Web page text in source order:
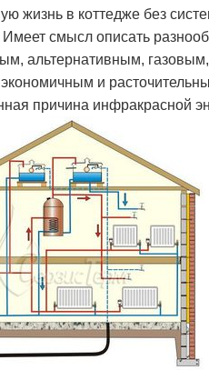
жизнь в коттедже без
Имеет смысл описать
альтернативным,
экономичным и
причина инфракрасной